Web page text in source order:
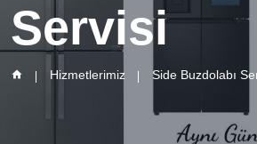
Servisi
Hizmetlerimiz Side Buzdolabı